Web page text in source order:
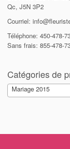
Qc, J5N 3P2
Courriel:
Téléphone: 450-478-
Sans frais: 855-478-
Catégories de
Mariage 2015